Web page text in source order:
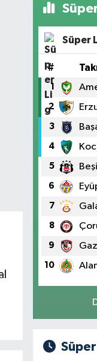
Süper
#
1
2
3
4
5
6
7
8
9
10